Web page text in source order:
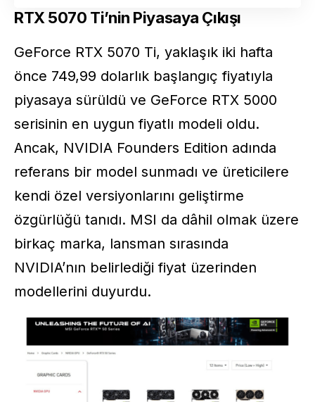
RTX 5070 Ti’nin Piyasaya Çıkışı
GeForce RTX 5070 Ti, yaklaşık iki hafta
önce 749,99 dolarlık başlangıç fiyatıyla
piyasaya sürüldü ve GeForce RTX 5000
serisinin en uygun fiyatlı modeli oldu.
Ancak, NVIDIA Founders Edition adında
referans bir model sunmadı ve üreticilere
kendi özel versiyonlarını geliştirme
özgürlüğü tanıdı. MSI da dâhil olmak üzere
birkaç marka, lansman sırasında
NVIDIA’nın belirlediği fiyat üzerinden
modellerini duyurdu.